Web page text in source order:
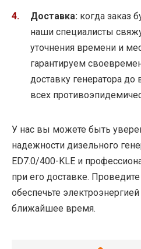
Доставка: когда заказ
наши специалисты
уточнения времени и
гарантируем
доставку генератора до
всех
У нас вы можете быть
надежности дизельного
ED7.0/400-KLE и
при его доставке.
обеспечьте
ближайшее время.